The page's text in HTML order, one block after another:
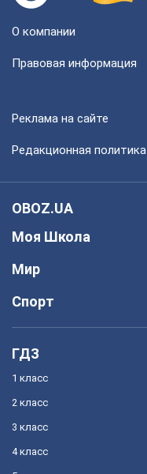
О компании
Правовая информация
Реклама на сайте
Редакционная политика
OBOZ.UA
Моя Школа
Мир
Спорт
ГДЗ
1 класс
2 класс
3 класс
4 класс